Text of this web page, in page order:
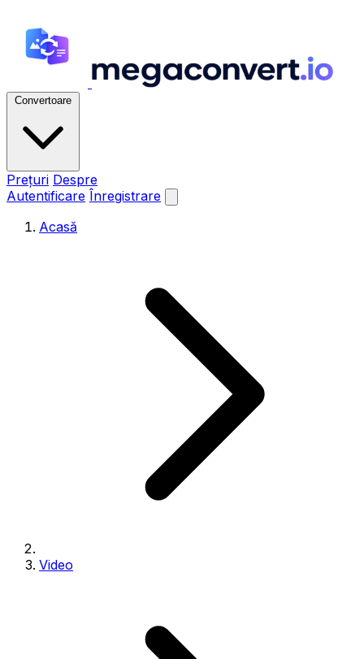
Convertoare
Prețuri Despre
Autentificare Înregistrare
Acasă
Video